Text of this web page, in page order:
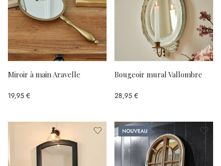
Miroir à main Aravelle
19,95 €
Bougeoir mural Vallombre
28,95 €
Nouveau